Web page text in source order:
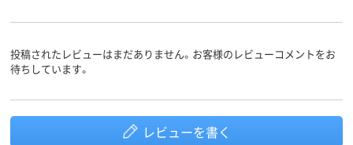
投稿されたレビューはまだありません。お客様のレビューコメントをお
待ちしています。
レビューを書く